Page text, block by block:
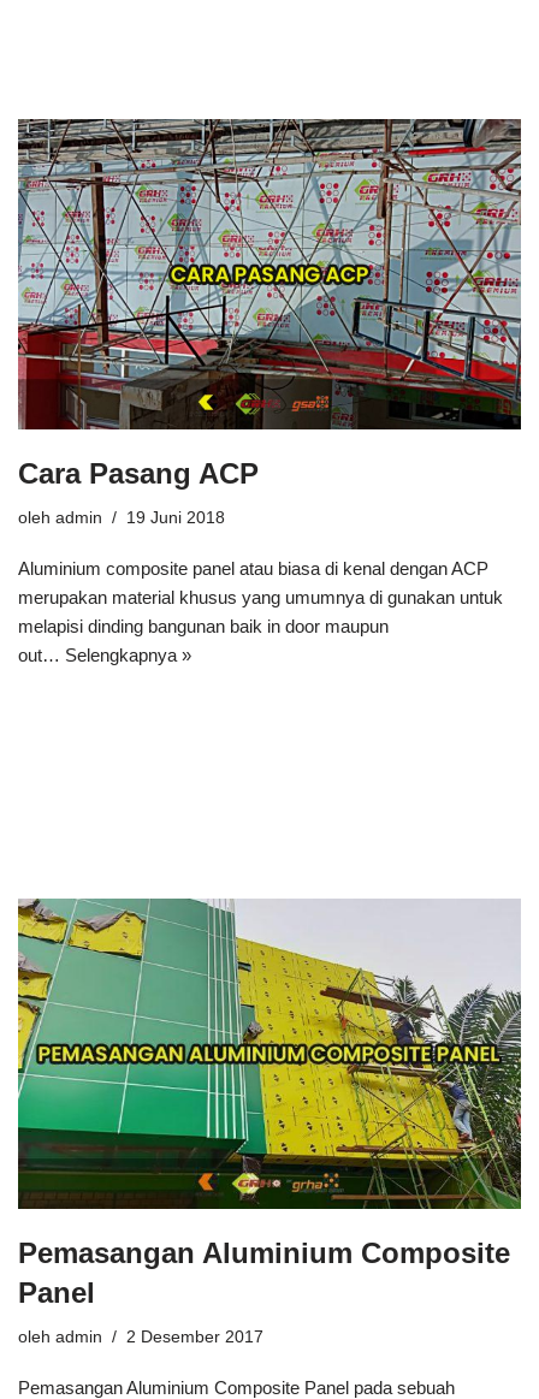
Cara Pasang ACP
oleh admin 19 Juni 2018
Aluminium composite panel atau biasa di kenal dengan ACP
merupakan material khusus yang umumnya di gunakan untuk
melapisi dinding bangunan baik in door maupun
out… Selengkapnya »
Pemasangan Aluminium Composite
Panel
oleh admin 2 Desember 2017
Pemasangan Aluminium Composite Panel pada sebuah